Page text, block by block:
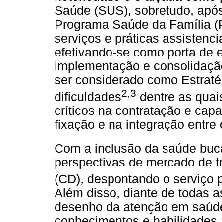
Saúde (SUS), sobretudo,
Programa Saúde da Família
serviços e práticas
efetivando-se como porta de
implementação e
ser considerado como
dificuldades2,3 dentre as
críticos na contratação e
fixação e na integração
Com a inclusão da saúde
perspectivas de mercado de
(CD), despontando o serviço
Além disso, diante de todas
desenho da atenção em